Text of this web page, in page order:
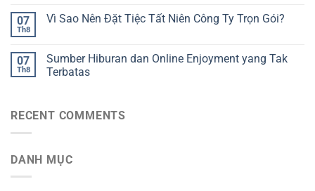
07
Th8
Vì Sao Nên Đặt Tiệc Tất Niên Công Ty Trọn Gói?
07
Th8
Sumber Hiburan dan Online Enjoyment yang Tak
Terbatas
RECENT COMMENTS
DANH MỤC